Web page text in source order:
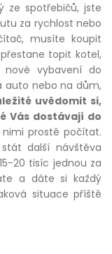
ze spotřebičů, jste
za rychlost nebo
musíte koupit
topit kotel,
vybavení do
auto nebo na dům,
uvědomit si,
Vás dostávají do
prostě počítat.
další návštěva
20 tisíc jednou za
a dáte si každý
situace příště